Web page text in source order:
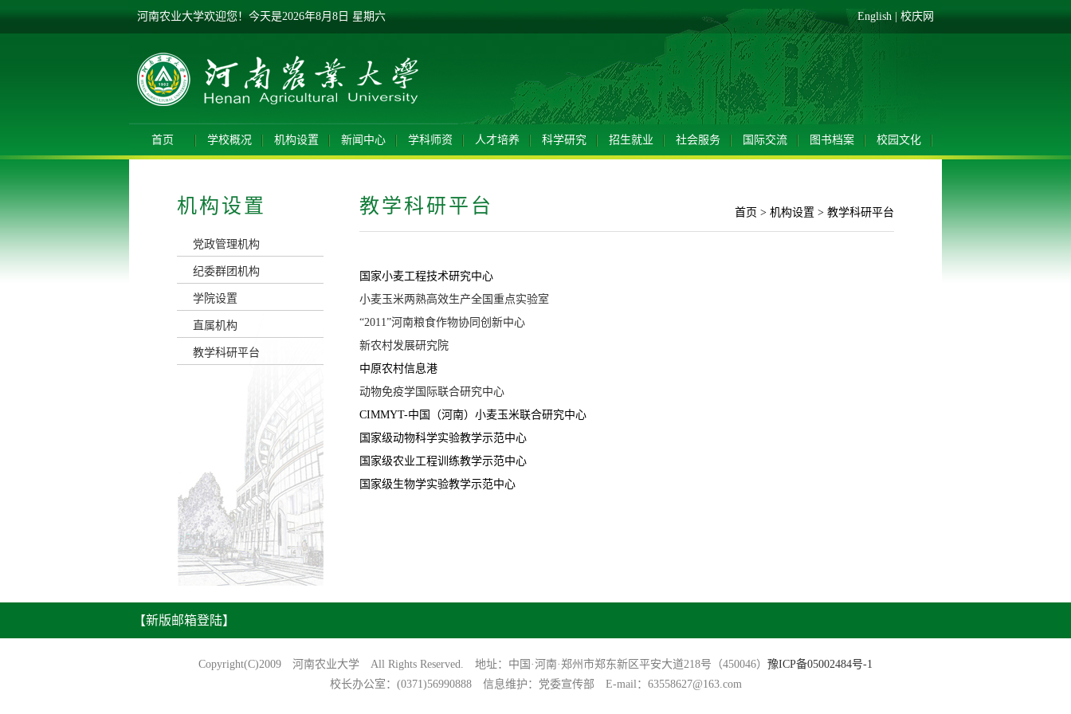
河南农业大学欢迎您！ 今天是2026年8月8日 星期六 English 校庆网
首页 学校概况 机构设置 新闻中心 学科师资 人才培养 科学研究 招生就业 社会服务 国际交流 图书档案 校园文化
机构设置
党政管理机构
纪委群团机构
学院设置
直属机构
教学科研平台
首页 > 机构设置 > 教学科研平台
教学科研平台
国家小麦工程技术研究中心
小麦玉米两熟高效生产全国重点实验室
“2011”河南粮食作物协同创新中心
新农村发展研究院
中原农村信息港
动物免疫学国际联合研究中心
CIMMYT-中国（河南）小麦玉米联合研究中心
国家级动物科学实验教学示范中心
国家级农业工程训练教学示范中心
国家级生物学实验教学示范中心
【新版邮箱登陆】
Copyright(C)2009 河南农业大学 All Rights Reserved. 地址：中国·河南·郑州市郑东新区平安大道218号（450046） 豫ICP备05002484号-1
校长办公室：(0371)56990888 信息维护：党委宣传部 E-mail：63558627@163.com